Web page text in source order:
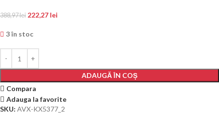
388,97lei 222,27 lei
3 în stoc
ADAUGĂ ÎN COȘ
Compara
Adauga la favorite
SKU: AVX-KX5377_2